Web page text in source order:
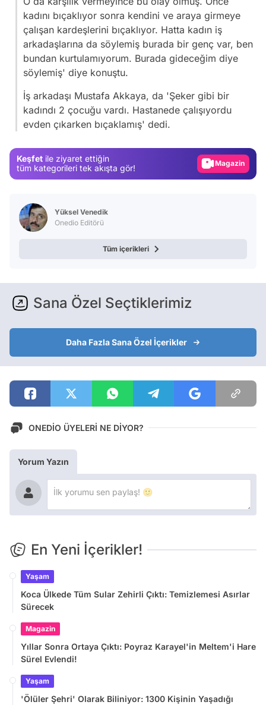
kadını bıçaklıyor sonra kendini ve araya girmeye
çalışan kardeşlerini bıçaklıyor. Hatta kadın iş
arkadaşlarına da söylemiş burada bir genç var, ben
bundan kurtulamıyorum. Burada gideceğim diye
söylemiş' diye konuştu.
İş arkadaşı Mustafa Akkaya, da 'Şeker gibi bir
kadındı 2 çocuğu vardı. Hastanede çalışıyordu
evden çıkarken bıçaklamış' dedi.
Keşfet ile ziyaret ettiğin
tüm kategorileri tek akışta gör!
Magazin
Yüksel Venedik
Onedio Editörü
Tüm içerikleri
Sana Özel Seçtiklerimiz
Daha Fazla Sana Özel İçerikler
ONEDİO ÜYELERİ NE DİYOR?
Yorum Yazın
En Yeni İçerikler!
Yaşam
Koca Ülkede Tüm Sular Zehirli Çıktı: Temizlemesi Asırlar
Sürecek
Magazin
Yıllar Sonra Ortaya Çıktı: Poyraz Karayel'in Meltem'i Hare
Sürel Evlendi!
Yaşam
'Ölüler Şehri' Olarak Biliniyor: 1300 Kişinin Yaşadığı